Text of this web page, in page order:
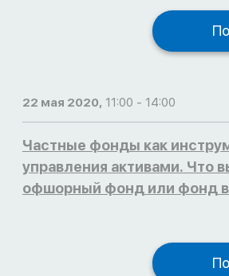
22 мая 2020, 11:00 - 14:00
Частные фонды как
управления активами. Что
офшорный фонд или фонд